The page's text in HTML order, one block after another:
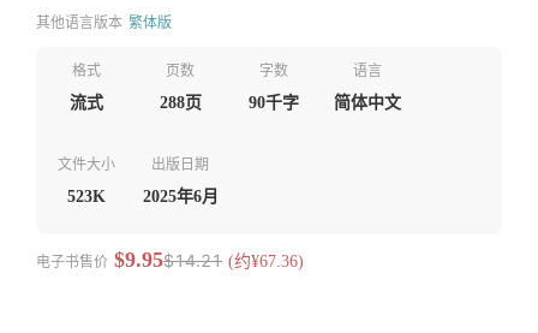
其他语言版本 繁体版
格式
流式
页数
288页
字数
90千字
语言
简体中文
文件大小
523K
出版日期
2025年6月
电子书售价 $9.95$14.21 (约¥67.36)